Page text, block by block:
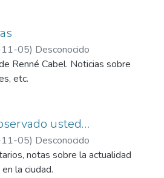
05) Desconocido
Renné Cabel. Noticias sobre
etc.
usted…
05) Desconocido
notas sobre la actualidad
la ciudad.